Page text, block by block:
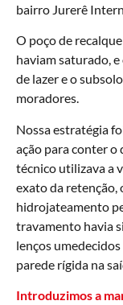
bairro Jurerê
O poço de
haviam saturado,
de lazer e o
moradores.
Nossa estratégia
ação para conter o
técnico utilizava a
exato da
hidrojateamento
travamento havia
lenços
parede rígida na
Introduzimos a